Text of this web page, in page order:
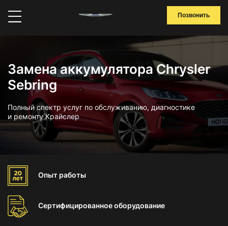
Позвонить
Замена аккумулятора Chrysler
Sebring
Полный спектр услуг по обслуживанию, диагностике
и ремонту Крайслер
Опыт работы
Сертифицированноеоборудование